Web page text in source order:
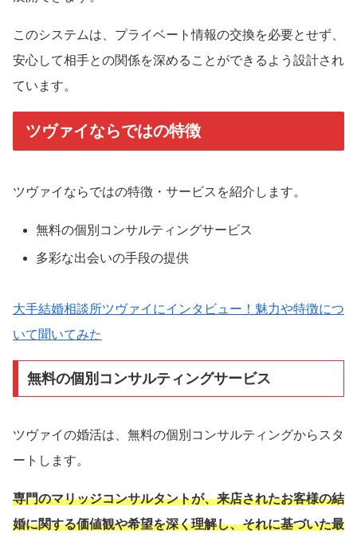
このシステムは、プライベート情報の交換を必要とせず、
安心して相手との関係を深めることができるよう設計され
ています。
ツヴァイならではの特徴
ツヴァイならではの特徴・サービスを紹介します。
無料の個別コンサルティングサービス
多彩な出会いの手段の提供
大手結婚相談所ツヴァイにインタビュー！魅力や特徴につ
いて聞いてみた
無料の個別コンサルティングサービス
ツヴァイの婚活は、無料の個別コンサルティングからスタ
ートします。
専門のマリッジコンサルタントが、来店されたお客様の結
婚に関する価値観や希望を深く理解し、それに基づいた最